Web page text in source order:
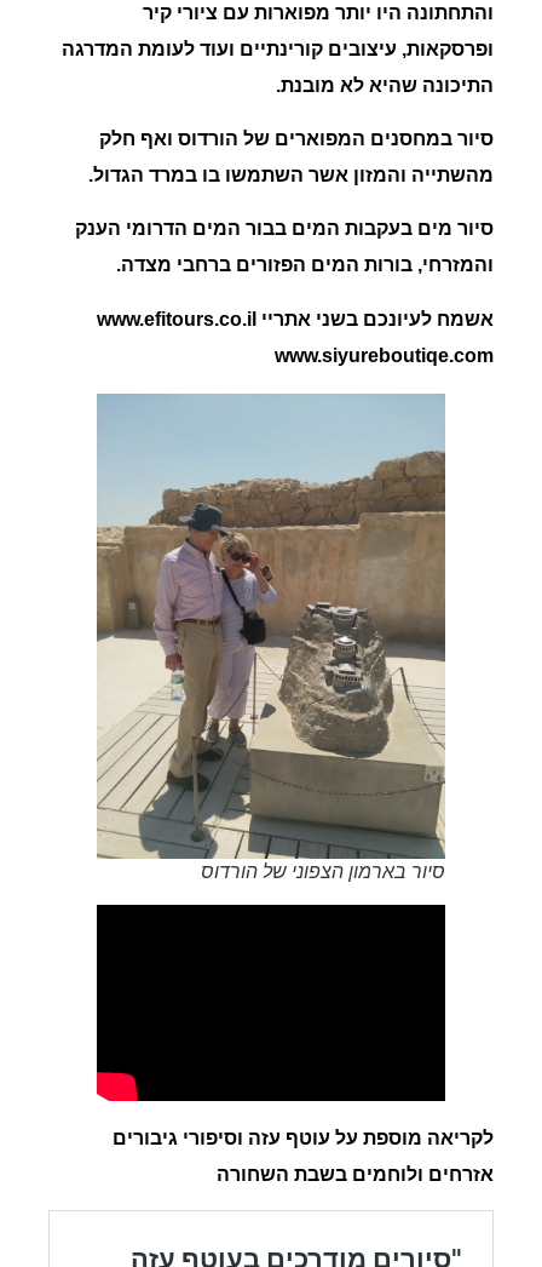
והתחתונה היו יותר מפוארות עם ציורי קיר
ופרסקאות, עיצובים קורינתיים ועוד לעומת המדרגה
התיכונה שהיא לא מובנת.
סיור במחסנים המפוארים של הורדוס ואף חלק
מהשתייה והמזון אשר השתמשו בו במרד הגדול.
סיור מים בעקבות המים בבור המים הדרומי הענק
והמזרחי, בורות המים הפזורים ברחבי מצדה.
אשמח לעיונכם בשני אתריי www.efitours.co.il
www.siyureboutiqe.com
סיור בארמון הצפוני של הורדוס
לקריאה מוספת על עוטף עזה וסיפורי גיבורים
אזרחים ולוחמים בשבת השחורה